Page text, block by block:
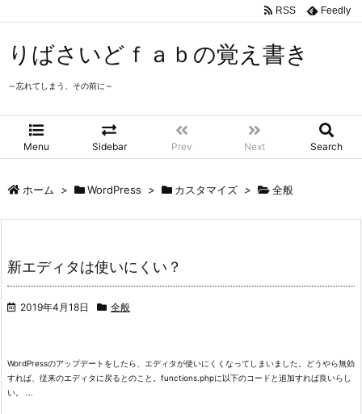
りばさいどｆａｂの覚え書き
～忘れてしまう、その前に～
Menu Sidebar Prev Next Search
RSS Feedly
ホーム > WordPress > カスタマイズ > 全般
新エディタは使いにくい？
2019年4月18日 全般
WordPressのアップデートをしたら、エディタが使いにくくなってしまいました。 どうやら無効
すれば、従来のエディタに戻るとのこと。 functions.phpに以下のコードと追加すれば良いらし
い。
...